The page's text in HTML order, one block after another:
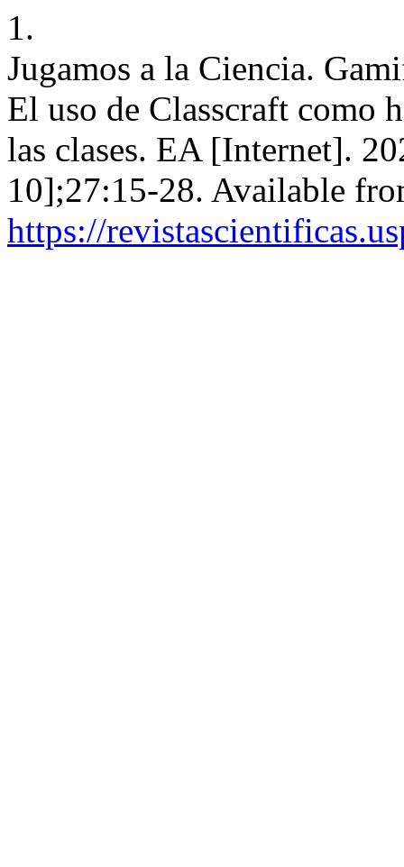
1.
Jugamos a la Ciencia.
El uso de Classcraft como
las clases. EA [Internet].
10];27:15-28. Available
https://